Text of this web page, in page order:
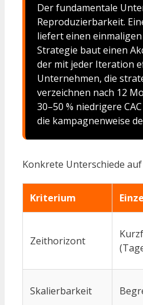
Der fundamentale
Reproduzierbarkeit.
liefert einen einmaligen
Strategie baut einen
der mit jeder Iteration
Unternehmen, die
verzeichnen nach 12
30–50 % niedrigere
die kampagnenweise
Konkrete Unterschiede
Kriterium
Zeithorizont
Skalierbarkeit